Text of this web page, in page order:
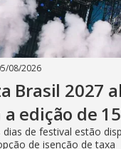
08/2026
Brasil 2027
edição de
de festival estão
de isenção de taxa